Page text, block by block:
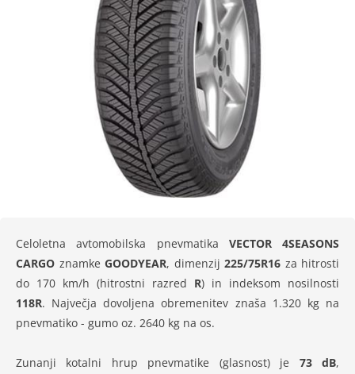
Celoletna avtomobilska pnevmatika VECTOR 4SEASONS
CARGO znamke GOODYEAR, dimenzij 225/75R16 za hitrosti
do 170 km/h (hitrostni razred R) in indeksom nosilnosti
118R. Največja dovoljena obremenitev znaša 1.320 kg na
pnevmatiko - gumo oz. 2640 kg na os.
Zunanji kotalni hrup pnevmatike (glasnost) je 73 dB,